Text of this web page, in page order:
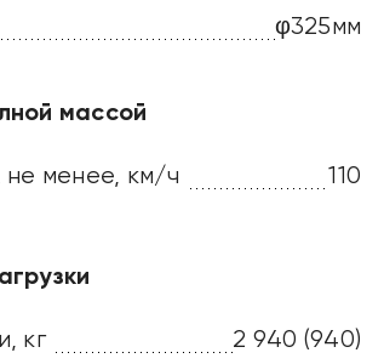
φ325мм
массой
не менее, км/ч 110
кг
2 940 (940)